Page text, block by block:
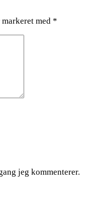
med *
jeg kommenterer.